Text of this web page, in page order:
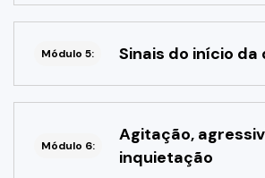
Módulo 5: Sinais do início da
Módulo 6:
Agitação,
inquietação